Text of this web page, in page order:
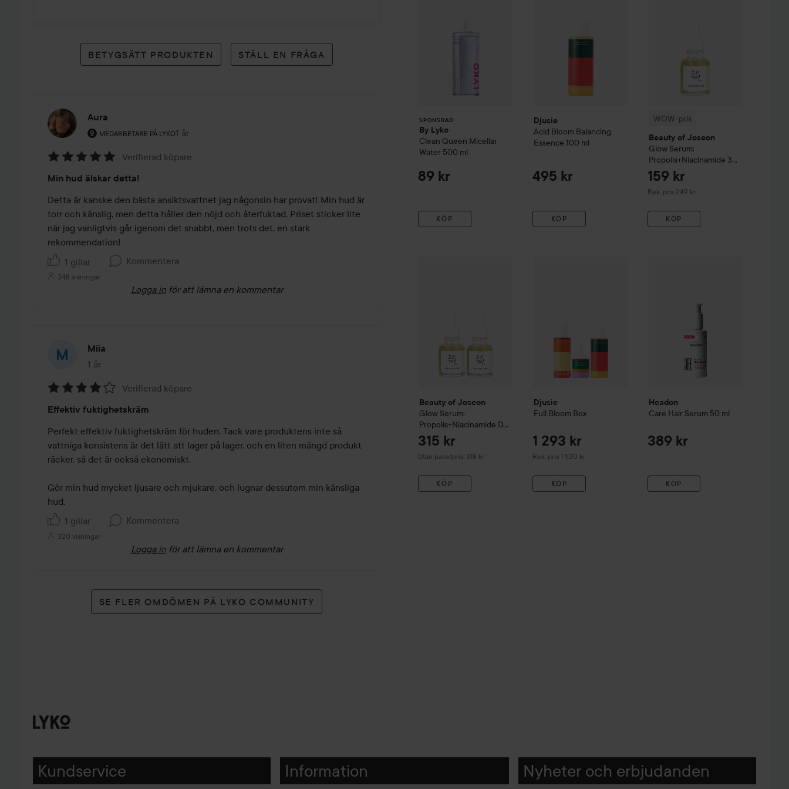
betyg
BETYGSÄTT PRODUKTEN STÄLL EN FRÅGA
Aura
MEDARBETARE PÅ LYKO
Användarens roll: Medarbetare på Lyko.
1 år
Inlägget skapades 1 år
5
av
5
Verifierad köpare
Min hud älskar detta!
Detta är kanske den bästa ansiktsvattnet jag någonsin har provat! Min hud är
torr och känslig, men detta håller den nöjd och återfuktad. Priset sticker lite
när jag vanligtvis går igenom det snabbt, men trots det, en stark
rekommendation!
1 gillar
Kommentera
348 visningar
Logga in för att lämna en kommentar
Miia
1 år
Inlägget skapades 1 år
4
av
5
Verifierad köpare
Effektiv fuktighetskräm
Perfekt effektiv fuktighetskräm för huden. Tack vare produktens inte så
vattniga konsistens är det lätt att lager på lager, och en liten mängd produkt
räcker, så det är också ekonomiskt.
Gör min hud mycket ljusare och mjukare, och lugnar dessutom min känsliga
hud.
1 gillar
Kommentera
320 visningar
Logga in för att lämna en kommentar
SE FLER OMDÖMEN PÅ LYKO COMMUNITY
SPONSRAD
By Lyko
Clean Queen Micellar
Water 500 ml
89 kr
KÖP
Djusie
Acid Bloom Balancing
Essence 100 ml
495 kr
KÖP
WOW-pris
Beauty of Joseon
Glow Serum:
Propolis+Niacinamide 30
ml
159 kr
Rek. pris 249 kr
Rekommenderat pris 249 kr
KÖP
Beauty of Joseon
Glow Serum:
Propolis+Niacinamide Duo
2x30 ml
315 kr
Utan paketpris: 318 kr
KÖP
Djusie
Full Bloom Box
1 293 kr
Rek. pris 1 520 kr
Rekommenderat pris 1 520 kr
KÖP
Headon
Care Hair Serum 50 ml
389 kr
KÖP
Kundservice Information Nyheter och erbjudanden